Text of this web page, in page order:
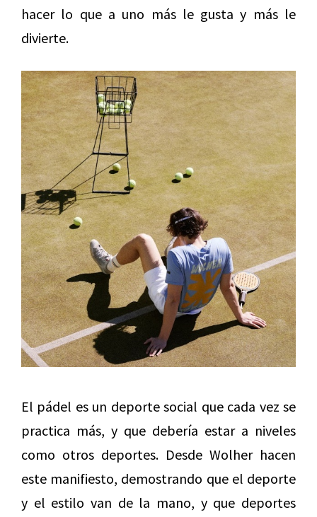
hacer lo que a uno más le gusta y más le
divierte.
El pádel es un deporte social que cada vez se
practica más, y que debería estar a niveles
como otros deportes. Desde Wolher hacen
este manifiesto, demostrando que el deporte
y el estilo van de la mano, y que deportes